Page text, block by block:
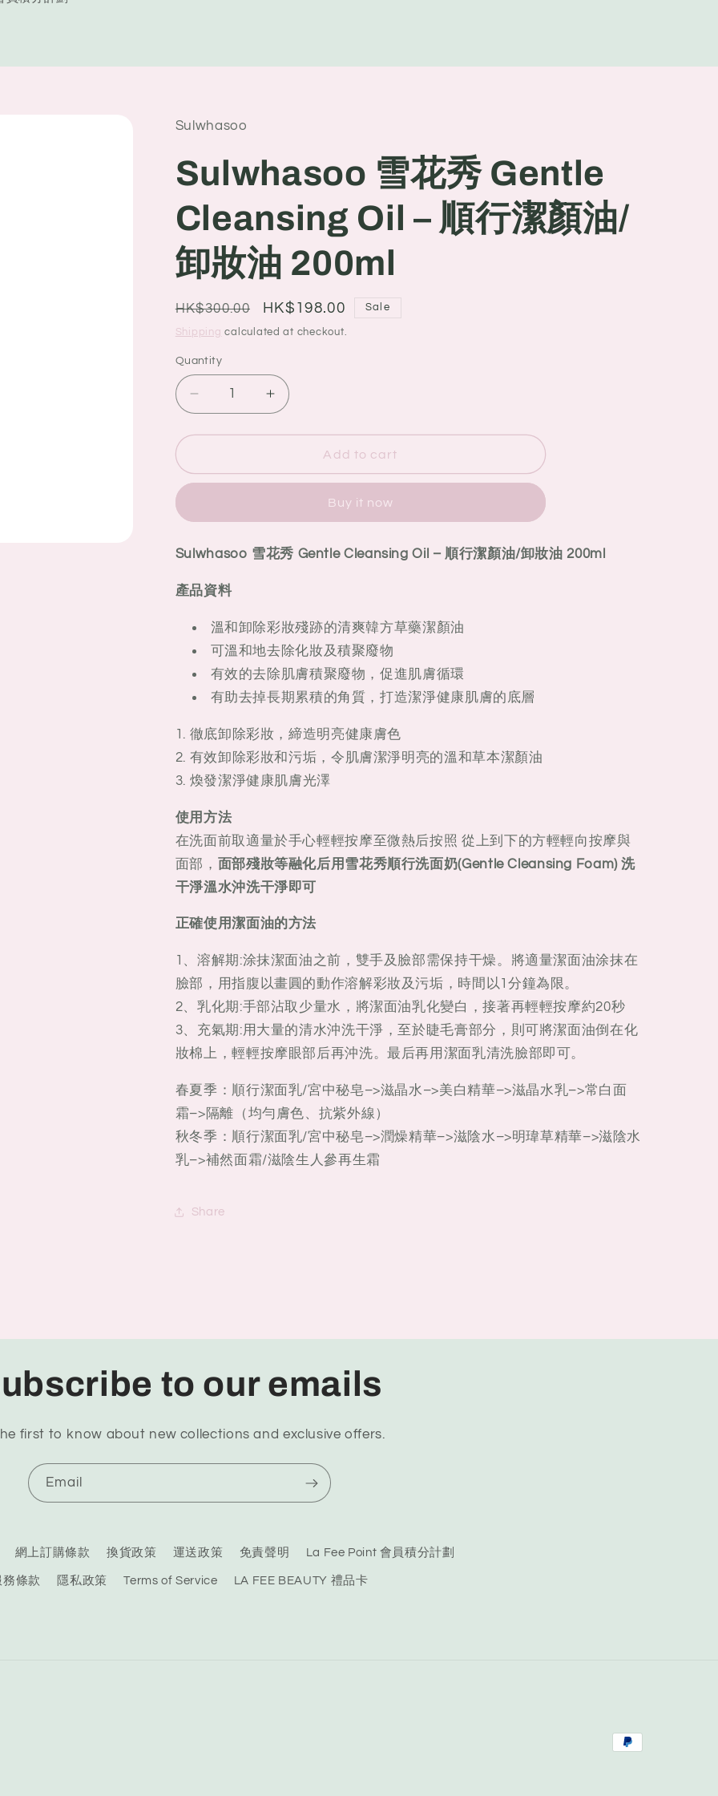
o
n
Sulwhasoo
Sulwhasoo 雪花秀 Gentle
Cleansing Oil – 順行潔顏油/
卸妝油 200ml
Regular
price
HK$300.00
Sale
price
HK$198.00 Sale
Shipping calculated at checkout.
Quantity
Quantity
Decrease
quantity
for
雪
Cleansing
–
行
潔
顏
油/
妝
油
200ml
Increase
quantity
for
Sulwhasoo
雪
Cleansing
行
潔
顏
油/
妝
油
200ml
Add to cart
Buy it now
Sulwhasoo 雪花秀 Gentle Cleansing Oil – 順行潔顏油/卸妝油 200ml
產品資料
溫和卸除彩妝殘跡的清爽韓方草藥潔顏油
可溫和地去除化妝及積聚廢物
有效的去除肌膚積聚廢物，促進肌膚循環
有助去掉長期累積的角質，打造潔淨健康肌膚的底層
1. 徹底卸除彩妝，締造明亮健康膚色
2. 有效卸除彩妝和污垢，令肌膚潔淨明亮的溫和草本潔顏油
3. 煥發潔淨健康肌膚光澤
使用方法
在洗面前取適量於手心輕輕按摩至微熱后按照 從上到下的方輕輕向按摩與
面部， 面部殘妝等融化后用雪花秀順行洗面奶(Gentle Cleansing Foam) 洗
干淨溫水沖洗干淨即可
正確使用潔面油的方法
1、溶解期:涂抹潔面油之前，雙手及臉部需保持干燥。將適量潔面油涂抹在
臉部，用指腹以畫圓的動作溶解彩妝及污垢，時間以1分鐘為限。
2、乳化期:手部沾取少量水，將潔面油乳化變白，接著再輕輕按摩約20秒
3、充氣期:用大量的清水沖洗干淨，至於睫毛膏部分，則可將潔面油倒在化
妝棉上，輕輕按摩眼部后再沖洗。最后再用潔面乳清洗臉部即可。
春夏季：順行潔面乳/宮中秘皂–>滋晶水–>美白精華–>滋晶水乳–>常白面
霜–>隔離（均勻膚色、抗紫外線）
秋冬季：順行潔面乳/宮中秘皂–>潤燥精華–>滋陰水–>明瑋草精華–>滋陰水
乳–>補然面霜/滋陰生人參再生霜
Share
to our emails
first to know about new collections and exclusive offers.
Email
網上訂購條款 換貨政策 運送政策 免責聲明 La Fee Point 會員積分計劃
務條款 隱私政策 Terms of Service LA FEE BEAUTY 禮品卡
Payment